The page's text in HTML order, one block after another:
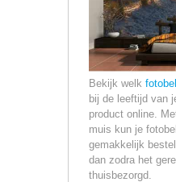
Bekijk welk
bij de leeftijd van
product online.
muis kun je
gemakkelijk
dan zodra het
thuisbezorgd.